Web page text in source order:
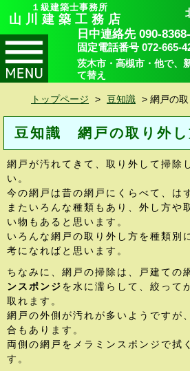
茨木市・高槻市・他で、
て替え
山川建築工務店
１級建築士事務所
固定電話番号 072-665-
日中連絡先 090-
トップページ > 豆知識 > 網戸の
豆知識 網戸の取り外し
網戸が汚れてきて、取り外して掃除
い。
今の網戸は昔の網戸にくらべて、は
またいろんな種類もあり、外し方や
い物もあると思います。
いろんな網戸の取り外し方を種類別
考になればと思います。
ちなみに、網戸の掃除は、戸建ての
ンスポンジを水に濡らして、絞って
取れます。
網戸の外側が汚れが多いようですが
合もあります。
両側の網戸をメラミンスポンジで拭
す。